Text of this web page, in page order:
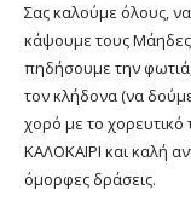
Σας καλούμε όλους,
κάψουμε τους Μάηδες
πηδήσουμε την
τον κλήδονα (να
χορό με το
ΚΑΛΟΚΑΙΡΙ και καλή
όμορφες δράσεις.